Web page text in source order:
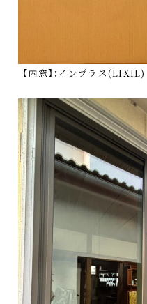
【内窓】：インプラス(LIXIL)